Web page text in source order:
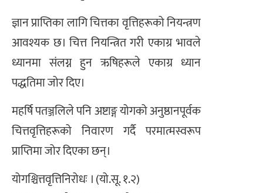
ज्ञान प्राप्तिका लागि चित्तका वृत्तिहरूको नियन्त्रण
आवश्यक छ। चित्त नियन्त्रित गरी एकाग्र भावले
ध्यानमा संलग्न हुन ऋषिहरूले एकाग्र ध्यान
पद्धतिमा जोर दिए।
महर्षि पतञ्जलिले पनि अष्टाङ्ग योगको अनुष्ठानपूर्वक
चित्तवृत्तिहरूको निवारण गर्दै परमात्मस्वरूप
प्राप्तिमा जोर दिएका छन्।
योगश्चित्तवृत्तिनिरोधः । (यो.सू. १.२)